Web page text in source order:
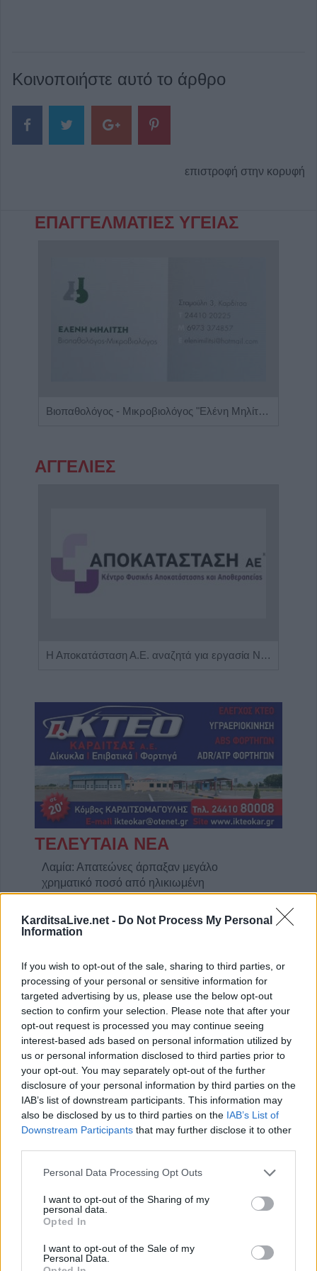
KarditsaLive.net - Do Not Process My Personal
Information
If you wish to opt-out of the sale, sharing to third parties, or
processing of your personal or sensitive information for
targeted advertising by us, please use the below opt-out
section to confirm your selection. Please note that after your
opt-out request is processed you may continue seeing
interest-based ads based on personal information utilized by
us or personal information disclosed to third parties prior to
your opt-out. You may separately opt-out of the further
disclosure of your personal information by third parties on the
IAB’s list of downstream participants. This information may
also be disclosed by us to third parties on the IAB’s List of
Downstream Participants that may further disclose it to other
Personal Data Processing Opt Outs
I want to opt-out of the Sharing of my
personal data.
Opted In
I want to opt-out of the Sale of my
Personal Data.
Κοινοποιήστε αυτό το άρθρο
επιστροφή στην κορυφή
ΕΠΑΓΓΕΛΜΑΤΙΕΣ ΥΓΕΙΑΣ
Βιοπαθολόγος - Μικροβιολόγος "Ελένη Μηλίτση"
ΑΓΓΕΛΙΕΣ
Η Αποκατάσταση Α.Ε. αναζητά για εργασία Νοσηλευτές και Βοηθούς Νοσηλευτές
ΤΕΛΕΥΤΑΙΑ ΝΕΑ
Λαμία: Απατεώνες άρπαξαν μεγάλο
χρηματικό ποσό από ηλικιωμένη
Τοποθετήθηκε ο νέος χλοοτάπητας στο
Μονοτεχνική Καρδίτσας: Η no1 επιλογή σε
ανακαινίσεις εσωτερικών και εξωτερικών
χώρων!
7 Αυγούστου 2026, 20:48
ΑΑΔΕ: Άνοιξε ξανά το σύστημα ΕΑΕ 2025
για διορθώσεις και συμπληρώσεις στοιχείων
από τους παραγωγούς
Σφοδρό μπουρίνι στο Ζάρκο Τρικάλων –
επενδύσεις 263,5 εκατ. ευρώ
7 Αυγούστου 2026, 19:41
Καταβλήθηκαν 33,58 εκατ. ευρώ σε 67.746
δικαιούχους για την αγορά λιπασμάτων